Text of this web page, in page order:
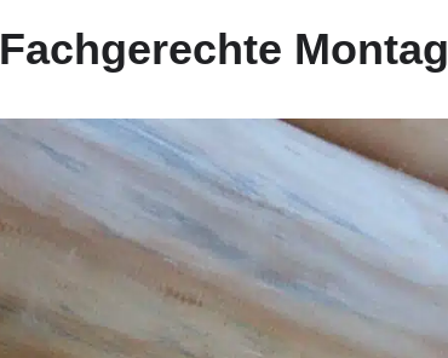
Fachgerechte